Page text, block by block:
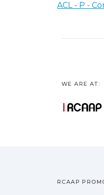
ACL - P -
WE ARE AT:
RCAAP